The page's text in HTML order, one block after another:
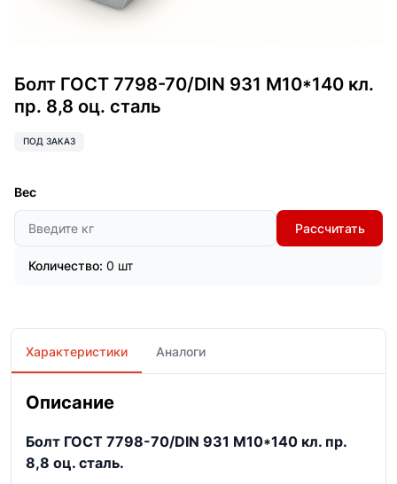
Болт ГОСТ 7798-70/DIN 931 М10*140 кл.
пр. 8,8 оц. сталь
ПОД ЗАКАЗ
Вес
Рассчитать
Количество: 0 шт
Характеристики Аналоги
Описание
Болт ГОСТ 7798-70/DIN 931 М10*140 кл. пр.
8,8 оц. сталь.